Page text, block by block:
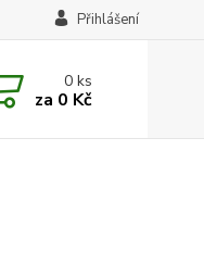
Přihlášení
0ks
za 0 Kč